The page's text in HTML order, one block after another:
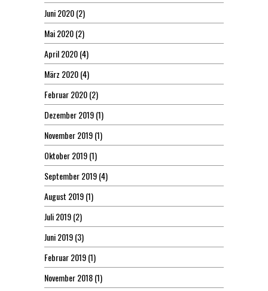
Juni 2020(2)
Mai 2020(2)
April 2020(4)
März 2020(4)
Februar 2020(2)
Dezember 2019(1)
November 2019(1)
Oktober 2019(1)
September 2019(4)
August 2019(1)
Juli 2019(2)
Juni 2019(3)
Februar 2019(1)
November 2018(1)